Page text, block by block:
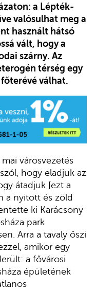
a Lépték-
valósulhat meg a
használt hátsó
vált, hogy a
szárny. Az
térség egy
válhat.
városvezetés
hogy eladjuk az
átadjuk [ezt a
a nyitott és zöld
ki Karácsony
park
Arra a tavaly őszi
amikor egy
a fővárosi
épületének